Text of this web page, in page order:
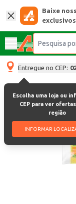
Baixe
exclusivos
Entregue no CEP:
Escolha uma loja ou
CEP para ver
região
INFORMAR